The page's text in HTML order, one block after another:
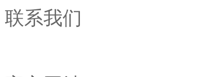
联系我们